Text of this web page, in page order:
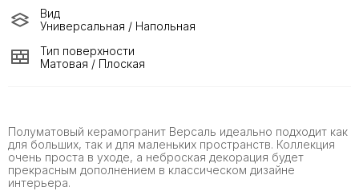
Полуматовый керамогранит Версаль идеально подходит как
для больших, так и для маленьких пространств. Коллекция
очень проста в уходе, а неброская декорация будет
прекрасным дополнением в классическом дизайне
интерьера.
Вид
Универсальная / Напольная
Тип поверхности
Матовая / Плоская